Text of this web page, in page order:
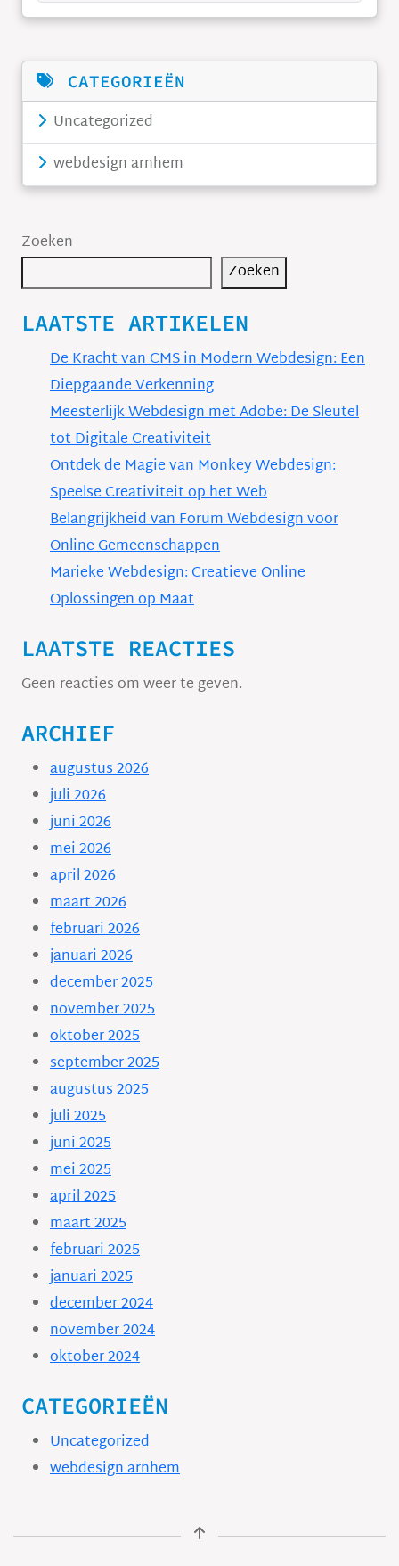
CATEGORIEËN
Uncategorized
webdesign arnhem
Zoeken
Zoeken
LAATSTE ARTIKELEN
De Kracht van CMS in Modern Webdesign: Een
Diepgaande Verkenning
Meesterlijk Webdesign met Adobe: De Sleutel
tot Digitale Creativiteit
Ontdek de Magie van Monkey Webdesign:
Speelse Creativiteit op het Web
Belangrijkheid van Forum Webdesign voor
Online Gemeenschappen
Marieke Webdesign: Creatieve Online
Oplossingen op Maat
LAATSTE REACTIES
Geen reacties om weer te geven.
ARCHIEF
augustus 2026
juli 2026
juni 2026
mei 2026
april 2026
maart 2026
februari 2026
januari 2026
december 2025
november 2025
oktober 2025
september 2025
augustus 2025
juli 2025
juni 2025
mei 2025
april 2025
maart 2025
februari 2025
januari 2025
december 2024
november 2024
oktober 2024
CATEGORIEËN
Uncategorized
webdesign arnhem